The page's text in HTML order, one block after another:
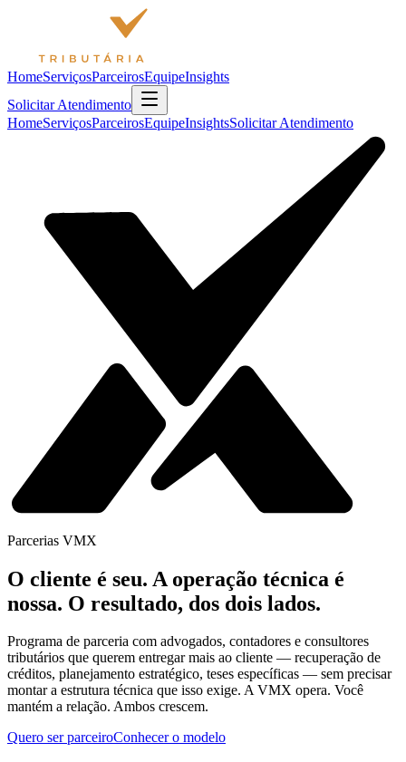
HomeServiçosParceirosEquipeInsights
Solicitar Atendimento
HomeServiçosParceirosEquipeInsightsSolicitar Atendimento
Parcerias VMX
O cliente é seu. A operação técnica é
nossa. O resultado, dos dois lados.
Programa de parceria com advogados, contadores e consultores
tributários que querem entregar mais ao cliente — recuperação de
créditos, planejamento estratégico, teses específicas — sem precisar
montar a estrutura técnica que isso exige. A VMX opera. Você
mantém a relação. Ambos crescem.
Quero ser parceiroConhecer o modelo